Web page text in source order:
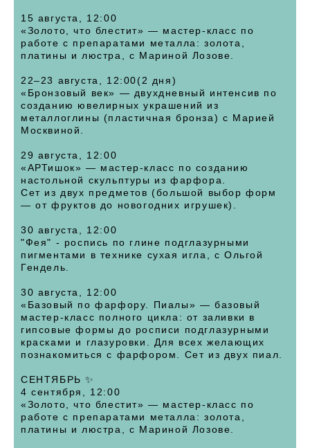
15 августа, 12:00
«Золото, что блестит» — мастер-класс по
работе с препаратами металла: золота,
платины и люстра, с Мариной Лозове.
22–23 августа, 12:00(2 дня)
«Бронзовый век» — двухдневный интенсив по
созданию ювелирных украшений из
металлоглины (пластичная бронза) с Марией
Москвиной.
29 августа, 12:00
«АРТишок» — мастер-класс по созданию
настольной скульптуры из фарфора.
Сет из двух предметов (большой выбор форм
— от фруктов до новогодних игрушек).
30 августа, 12:00
"Фея" - роспись по глине подглазурными
пигментами в технике сухая игла, с Ольгой
Гендель.
30 августа, 12:00
«Базовый по фарфору. Пиалы» — базовый
мастер-класс полного цикла: от заливки в
гипсовые формы до росписи подглазурными
красками и глазуровки. Для всех желающих
познакомиться с фарфором. Сет из двух пиал.
СЕНТЯБРЬ ✨
4 сентября, 12:00
«Золото, что блестит» — мастер-класс по
работе с препаратами металла: золота,
платины и люстра, с Мариной Лозове.